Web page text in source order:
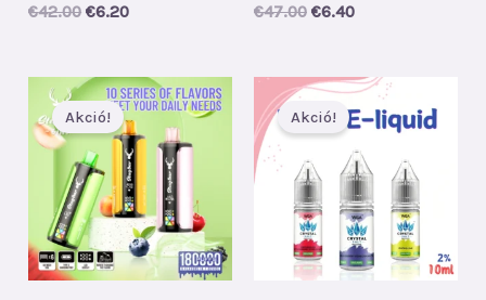
€42.00 Original
€42.00.
€6.20Current
€6.20.
€47.00 Original
€47.00.
€6.40Current
€6.40.
Akció! Akció!